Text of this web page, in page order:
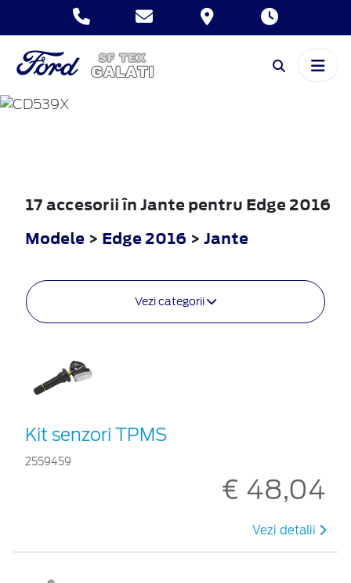
EDGE
17 accesorii în Jante pentru Edge 2016
Modele > Edge 2016 > Jante
Vezi categorii
Kit senzori TPMS
2559459
€ 48,04
Vezi detalii